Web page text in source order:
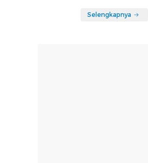
Selengkapnya